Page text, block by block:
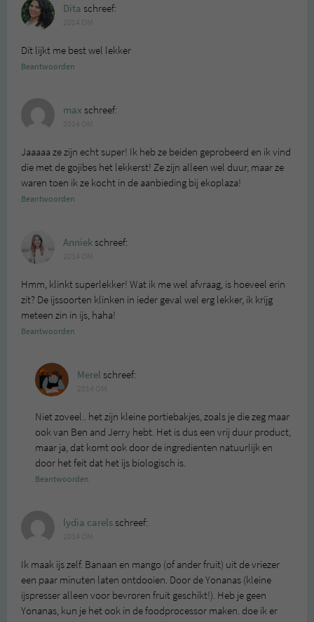
Dita schreef:
Dit lijkt me best wel lekker
Beantwoorden
max schreef:
Jaaaaa ze zijn echt super! Ik heb ze beiden geprobeerd en ik vind
die met de gojibes het lekkerst! Ze zijn alleen wel duur, maar ze
waren toen ik ze kocht in de aanbieding bij ekoplaza!
Beantwoorden
Anniekschreef:
Hmm, klinkt superlekker! Wat ik me wel afvraag, is hoeveel erin
zit? De ijssoorten klinken in ieder geval wel erg lekker, ik krijg
meteen zin in ijs, haha!
Beantwoorden
Merel schreef:
Niet zoveel.. het zijn kleine portiebakjes, zoals je die zeg maar
ook van Ben and Jerry hebt. Het is dus een vrij duur product,
maar ja, dat komt ook door de ingredienten natuurlijk en
door het feit dat het ijs biologisch is.
Beantwoorden
lydia carelsschreef:
Ik maak ijs zelf. Banaan en mango (of ander fruit) uit de vriezer
een paar minuten laten ontdooien. Door de Yonanas (kleine
ijspresser alleen voor bevroren fruit geschikt!). Heb je geen
Yonanas, kun je het ook in de foodprocessor maken. doe ik er